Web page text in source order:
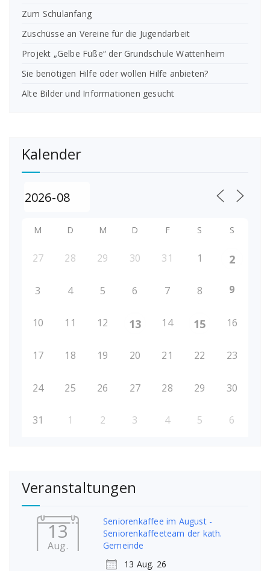
Zum Schulanfang
Zuschüsse an Vereine für die Jugendarbeit
Projekt „Gelbe Füße“ der Grundschule Wattenheim
Sie benötigen Hilfe oder wollen Hilfe anbieten?
Alte Bilder und Informationen gesucht
Kalender
M D M D F S S
27 28 29 30 31 1 2
3 4 5 6 7 8 9
10 11 12 13 14 15 16
17 18 19 20 21 22 23
24 25 26 27 28 29 30
31 1 2 3 4 5 6
Veranstaltungen
13
Aug.
Seniorenkaffee im August -
Seniorenkaffeeteam der kath.
Gemeinde
13 Aug. 26